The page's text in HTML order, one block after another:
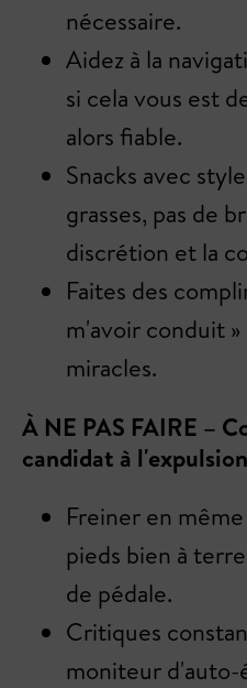
nécessaire.
Aidez à la
si cela vous est
alors fiable.
Snacks avec
grasses, pas de
discrétion et la
Faites des
m'avoir conduit
miracles.
À NE PAS FAIRE –
candidat à
Freiner en
pieds bien à
de pédale.
Critiques
moniteur d'auto-